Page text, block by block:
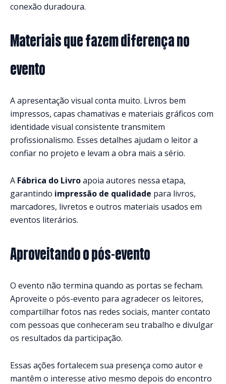
conexão duradoura.
Materiais que fazem diferença no
evento
A apresentação visual conta muito. Livros bem
impressos, capas chamativas e materiais gráficos com
identidade visual consistente transmitem
profissionalismo. Esses detalhes ajudam o leitor a
confiar no projeto e levam a obra mais a sério.
A Fábrica do Livroapoia autores nessa etapa,
garantindo impressão de qualidade para livros,
marcadores, livretos e outros materiais usados em
eventos literários.
Aproveitando o pós-evento
O evento não termina quando as portas se fecham.
Aproveite o pós-evento para agradecer os leitores,
compartilhar fotos nas redes sociais, manter contato
com pessoas que conheceram seu trabalho e divulgar
os resultados da participação.
Essas ações fortalecem sua presença como autor e
mantêm o interesse ativo mesmo depois do encontro